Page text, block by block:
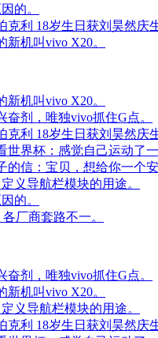
的。
克利 18岁生日获刘昊然庆
机叫vivo X20。
机叫vivo X20。
剂，唯独vivo抓住G点。
克利 18岁生日获刘昊然庆
世界杯：感觉自己运动了一
的信：宝贝，想给你一个安
义导航栏模块的用途。
的。
厂商套路不一。
剂，唯独vivo抓住G点。
机叫vivo X20。
义导航栏模块的用途。
克利 18岁生日获刘昊然庆